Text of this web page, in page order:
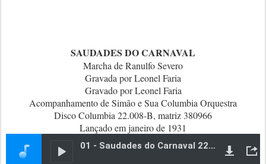
SAUDADES DO CARNAVAL
Marcha de Ranulfo Severo
Gravada por Leonel Faria
Gravado por Leonel Faria
Acompanhamento de Simão e Sua Columbia Orquestra
Disco Columbia 22.008-B, matriz 380966
Lançado em janeiro de 1931